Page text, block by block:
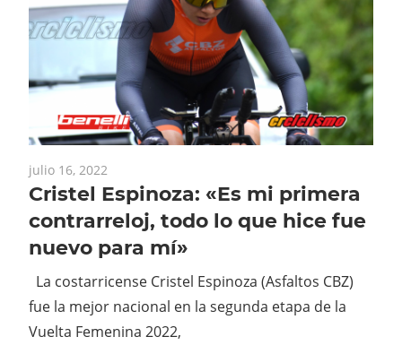
julio 16, 2022
Cristel Espinoza: «Es mi primera
contrarreloj, todo lo que hice fue
nuevo para mí»
La costarricense Cristel Espinoza (Asfaltos CBZ)
fue la mejor nacional en la segunda etapa de la
Vuelta Femenina 2022,